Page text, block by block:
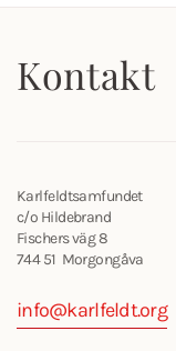
Kontakt
Karlfeldtsamfundet
c/o Hildebrand
Fischers väg 8
744 51 Morgongåva
info@karlfeldt.org